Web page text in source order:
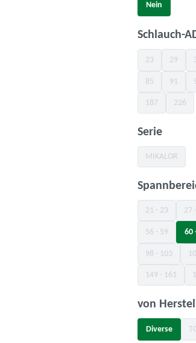
Nein(Diese Option
Schlauch-
23(Diese Option
29(Diese
85(Diese Option
91(Diese
187(Diese Option
226
Serie
MIKALOR
(Diese
21 - 23(Diese 27
56 - 59(Diese 60
98 - 103
(Diese
149 - 161
(Diese
von
Diverse
(Diese